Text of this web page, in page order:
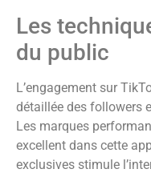
Les
du public
L’engagement sur
détaillée des followers
Les marques
excellent dans cette
exclusives stimule